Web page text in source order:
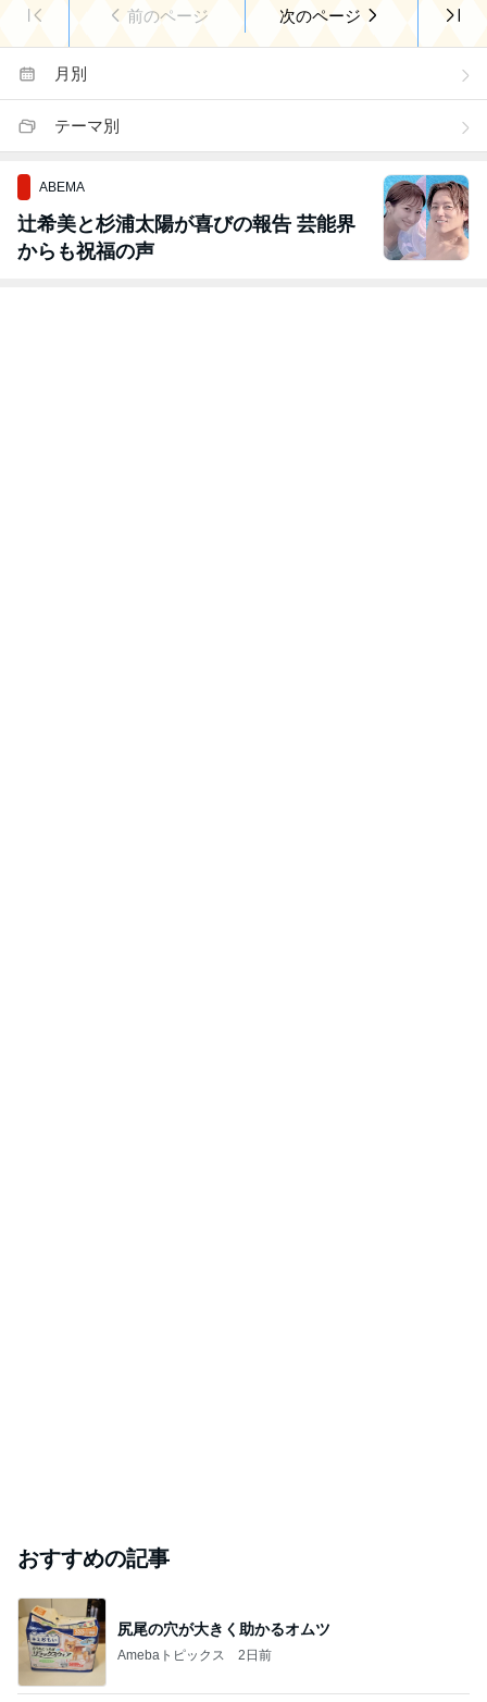
前のページ 次のページ
月別
テーマ別
ABEMA
辻希美と杉浦太陽が喜びの報告 芸能界
からも祝福の声
おすすめの記事
尻尾の穴が大きく助かるオムツ
Amebaトピックス 2日前